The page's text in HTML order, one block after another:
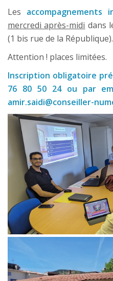
Les accompagnements
mercredi après-midi dans
(1 bis rue de la République).
Attention ! places limitées.
Inscription obligatoire
76 80 50 24 ou par
amir.saidi@conseiller-